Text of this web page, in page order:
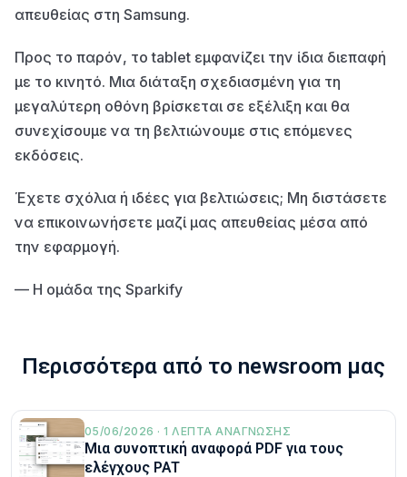
απευθείας στη Samsung.
Προς το παρόν, το tablet εμφανίζει την ίδια διεπαφή
με το κινητό. Μια διάταξη σχεδιασμένη για τη
μεγαλύτερη οθόνη βρίσκεται σε εξέλιξη και θα
συνεχίσουμε να τη βελτιώνουμε στις επόμενες
εκδόσεις.
Έχετε σχόλια ή ιδέες για βελτιώσεις; Μη διστάσετε
να επικοινωνήσετε μαζί μας απευθείας μέσα από
την εφαρμογή.
— Η ομάδα της Sparkify
Περισσότερα από το newsroom μας
05/06/2026 · 1 ΛΕΠΤΆ ΑΝΆΓΝΩΣΗΣ
Μια συνοπτική αναφορά PDF για τους
ελέγχους PAT